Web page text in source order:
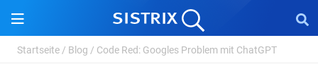
Startseite / Blog / Code Red: Googles Problem mit ChatGPT